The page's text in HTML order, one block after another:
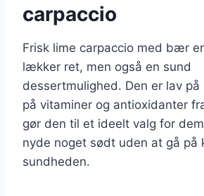
carpaccio
Frisk lime carpaccio med bær
lækker ret, men også en sund
dessertmulighed. Den er lav på
på vitaminer og antioxidanter
gør den til et ideelt valg for
nyde noget sødt uden at gå på
sundheden.